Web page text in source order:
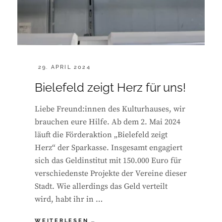
POSTED
29. APRIL 2024
Bielefeld zeigt Herz für uns!
Liebe Freund:innen des Kulturhauses, wir
brauchen eure Hilfe. Ab dem 2. Mai 2024
läuft die Förderaktion „Bielefeld zeigt
Herz“ der Sparkasse. Insgesamt engagiert
sich das Geldinstitut mit 150.000 Euro für
verschiedenste Projekte der Vereine dieser
Stadt. Wie allerdings das Geld verteilt
wird, habt ihr in …